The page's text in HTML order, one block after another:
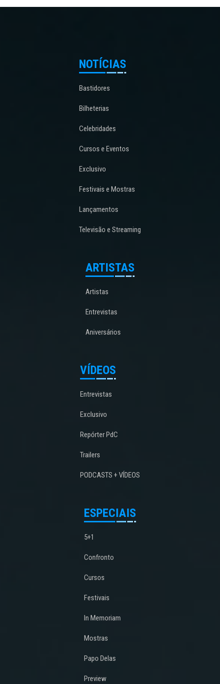
NOTÍCIAS
Bastidores
Bilheterias
Celebridades
Cursos e Eventos
Exclusivo
Festivais e Mostras
Lançamentos
Televisão e Streaming
ARTISTAS
Artistas
Entrevistas
Aniversários
VÍDEOS
Entrevistas
Exclusivo
Repórter PdC
Trailers
PODCASTS + VÍDEOS
ESPECIAIS
5+1
Confronto
Cursos
Festivais
In Memoriam
Mostras
Papo Delas
Preview